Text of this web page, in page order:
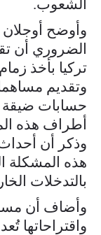
الشعوب.
وأوضح أوجلان
الضروري أن
تركيا بأخذ
وتقديم
حسابات ضيقة
أطراف هذه
وذكر أن
هذه المشكلة
بالتدخلات
وأضاف أن
واقتراحاتها